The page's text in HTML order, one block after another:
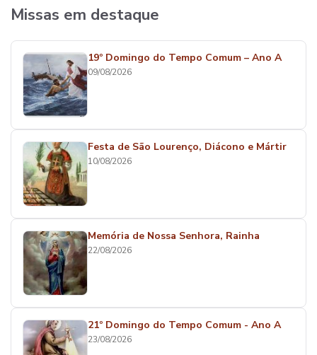
Missas em destaque
19º Domingo do Tempo Comum – Ano A
09/08/2026
Festa de São Lourenço, Diácono e Mártir
10/08/2026
Memória de Nossa Senhora, Rainha
22/08/2026
21º Domingo do Tempo Comum - Ano A
23/08/2026